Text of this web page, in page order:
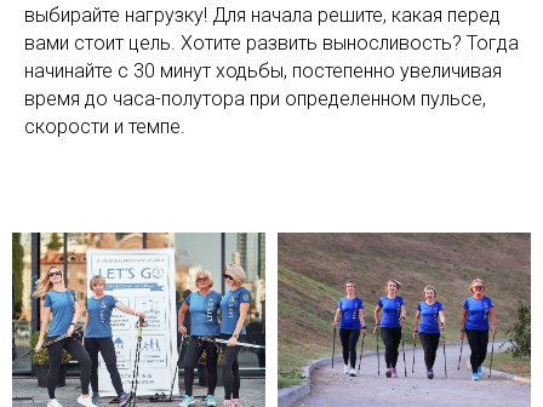
выбирайте нагрузку! Для начала решите, какая перед
вами стоит цель. Хотите развить выносливость? Тогда
начинайте с 30 минут ходьбы, постепенно увеличивая
время до часа-полутора при определенном пульсе,
скорости и темпе.